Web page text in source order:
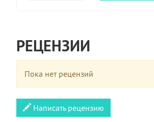
РЕЦЕНЗИИ
Пока нет рецензий
Написать рецензию